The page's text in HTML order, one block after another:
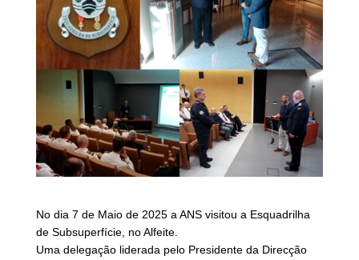
No dia 7 de Maio de 2025 a ANS visitou a Esquadrilha
de Subsuperfície, no Alfeite.
Uma delegação liderada pelo Presidente da Direcção